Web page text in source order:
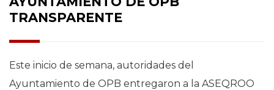
TRANSPARENTE
Este inicio de semana, autoridades del
Ayuntamiento de OPB entregaron a la ASEQROO